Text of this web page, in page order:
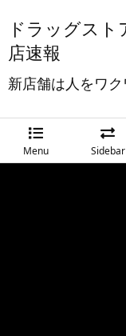
ドラッグス
店速報
新店舗は人をワク
Menu Sidebar